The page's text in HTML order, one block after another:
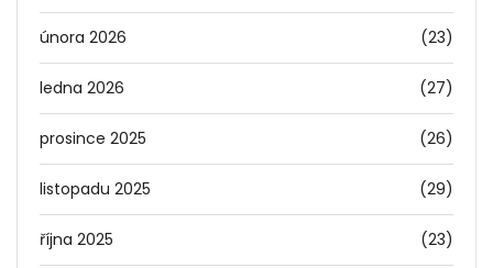
února 2026 (23)
ledna 2026 (27)
prosince 2025 (26)
listopadu 2025 (29)
října 2025 (23)